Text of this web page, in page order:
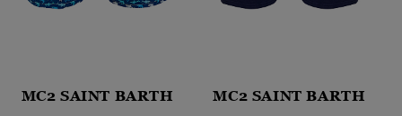
MC2 SAINT BARTH MC2 SAINT BARTH